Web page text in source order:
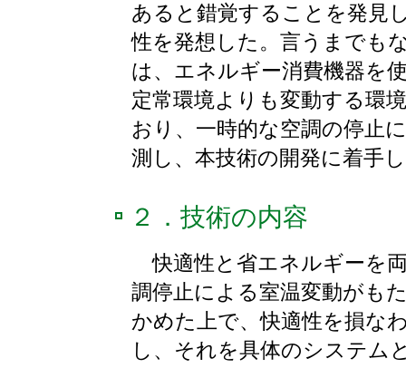
あると錯覚することを発見
性を発想した。言うまでも
は、エネルギー消費機器を
定常環境よりも変動する環
おり、一時的な空調の停止
測し、本技術の開発に着手
２．技術の内容
快適性と省エネルギーを
調停止による室温変動がも
かめた上で、快適性を損な
し、それを具体のシステム